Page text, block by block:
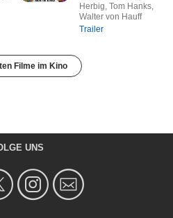
Herbig, Tom Hanks,
Walter von Hauff
Trailer
Filme im Kino
UNS